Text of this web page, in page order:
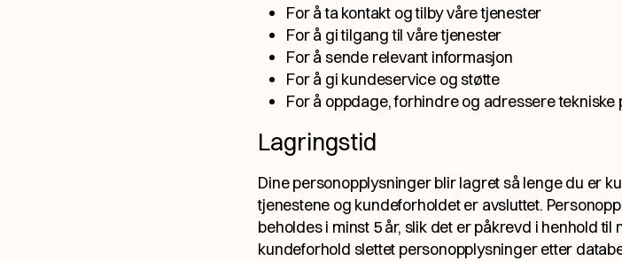
For å ta kontakt og tilby våre tjenester
For å gi tilgang til våre tjenester
For å sende relevant informasjon
For å gi kundeservice og støtte
For å oppdage, forhindre og adressere tekniske
Lagringstid
Dine personopplysninger blir lagret så lenge du er
tjenestene og kundeforholdet er avsluttet.
beholdes i minst 5 år, slik det er påkrevd i henhold
kundeforhold slettet personopplysninger etter